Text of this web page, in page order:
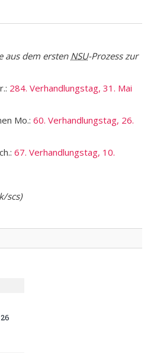
aus dem ersten NSU-Prozess zur
284. Verhandlungstag, 31. Mai
Mo.: 60. Verhandlungstag, 26.
67. Verhandlungstag, 10.
scs)